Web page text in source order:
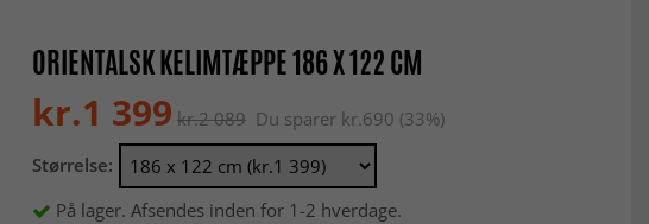
ORIENTALSK KELIMTÆPPE 186 X 122 CM
kr.1 399 kr.2 089Du sparer kr.690 (33%)
Størrelse:
På lager. Afsendes inden for 1-2 hverdage.